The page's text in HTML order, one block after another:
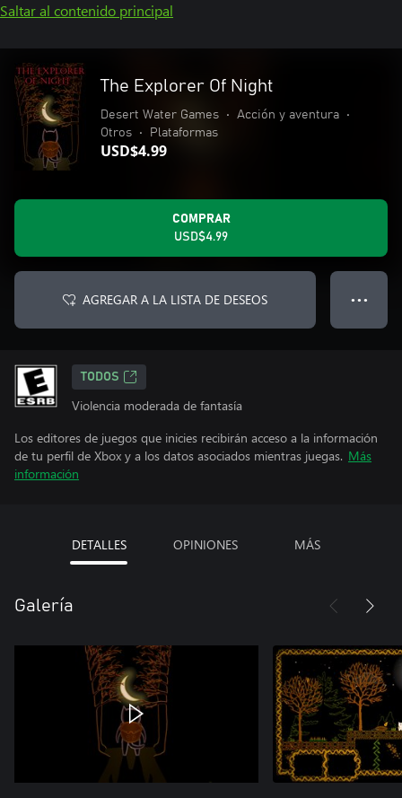
Saltar al contenido principal
The Explorer Of Night
Desert Water Games • Acción y aventura
•
Otros
• Plataformas
USD$4.99
COMPRAR
USD$4.99
AGREGAR A LA LISTA DE DESEOS ● ● ●
TODOS
Violencia moderada de fantasía
Los editores de juegos que inicies recibirán acceso a la información
de tu perfil de Xbox y a los datos asociados mientras juegas. Más
información
DETALLES OPINIONES MÁS
Galería